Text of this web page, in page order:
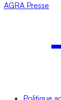
AGRA Presse
Politique